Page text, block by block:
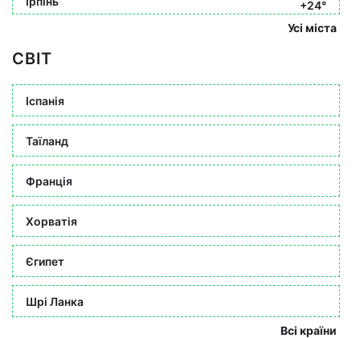
+24°
Усі міста
СВІТ
Іспанія
Таїланд
Франція
Хорватія
Єгипет
Шрі Ланка
Всі країни